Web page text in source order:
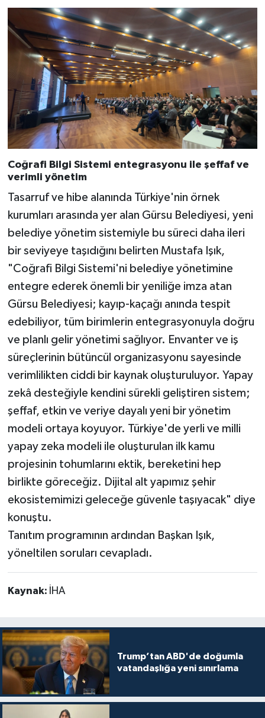
Coğrafi Bilgi Sistemi entegrasyonu ile şeffaf ve
verimli yönetim
Tasarruf ve hibe alanında Türkiye'nin örnek
kurumları arasında yer alan Gürsu Belediyesi, yeni
belediye yönetim sistemiyle bu süreci daha ileri
bir seviyeye taşıdığını belirten Mustafa Işık,
"Coğrafi Bilgi Sistemi'ni belediye yönetimine
entegre ederek önemli bir yeniliğe imza atan
Gürsu Belediyesi; kayıp-kaçağı anında tespit
edebiliyor, tüm birimlerin entegrasyonuyla doğru
ve planlı gelir yönetimi sağlıyor. Envanter ve iş
süreçlerinin bütüncül organizasyonu sayesinde
verimlilikten ciddi bir kaynak oluşturuluyor. Yapay
zekâ desteğiyle kendini sürekli geliştiren sistem;
şeffaf, etkin ve veriye dayalı yeni bir yönetim
modeli ortaya koyuyor. Türkiye'de yerli ve milli
yapay zeka modeli ile oluşturulan ilk kamu
projesinin tohumlarını ektik, bereketini hep
birlikte göreceğiz. Dijital alt yapımız şehir
ekosistemimizi geleceğe güvenle taşıyacak" diye
konuştu.
Tanıtım programının ardından Başkan Işık,
yöneltilen soruları cevapladı.
Kaynak: İHA
Trump’tan ABD'de doğumla
vatandaşlığa yeni sınırlama